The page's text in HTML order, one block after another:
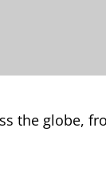
the globe,